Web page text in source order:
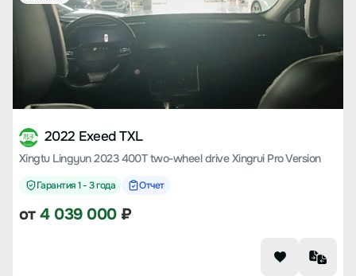
2022 Exeed TXL
Xingtu Lingyun 2023 400T two-wheel drive Xingrui Pro Version
Гарантия 1 - 3 года Отчет
от4 039 000₽